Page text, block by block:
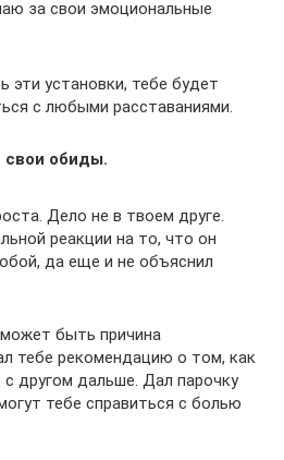
за свои эмоциональные
эти установки, тебе будет
с любыми расставаниями.
свои обиды.
Дело не в твоем друге.
реакции на то, что он
да еще и не объяснил
быть причина
тебе рекомендацию о том, как
другом дальше. Дал парочку
тебе справиться с болью